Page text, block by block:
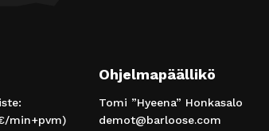
min+pvm)
Ohjelmapäällikö
Tomi ”Hyeena” Honkasalo
demot@barloose.com